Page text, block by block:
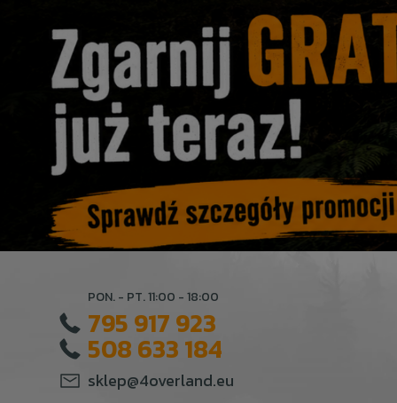
PON. - PT. 11:00 - 18:00
795 917 923
508 633 184
sklep@4overland.eu